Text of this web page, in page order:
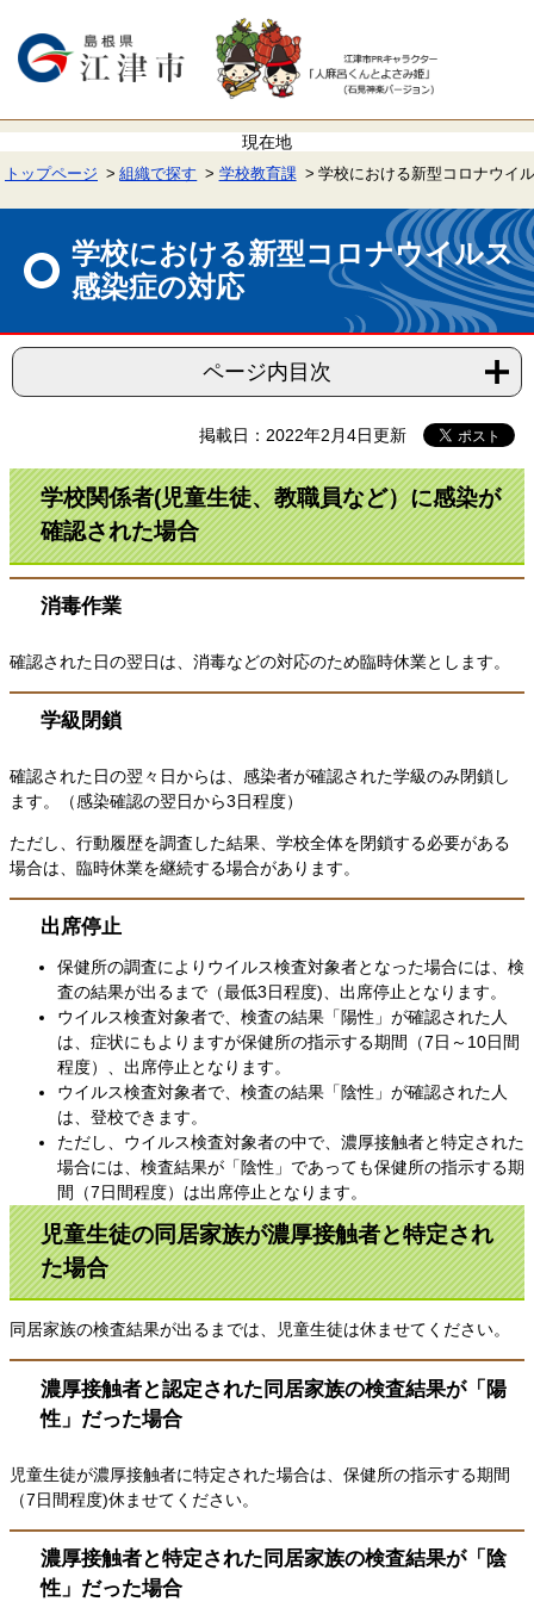
で
ば
本トップページ 組織で探す 学校教育課 学校における新型コロナウイ
学校における新型コロナウイルス
感染症の対応
ページ内目次
掲載日：2022年2月4日更新
学校関係者(児童生徒、教職員など）に感染が
確認された場合
消毒作業
確認された日の翌日は、消毒などの対応のため臨時休業とします。
学級閉鎖
確認された日の翌々日からは、感染者が確認された学級のみ閉鎖し
ます。（感染確認の翌日から3日程度）
ただし、行動履歴を調査した結果、学校全体を閉鎖する必要がある
場合は、臨時休業を継続する場合があります。
出席停止
保健所の調査によりウイルス検査対象者となった場合には、検
査の結果が出る まで（最低3日程度)、出席停止となります。
ウイルス検査対象者で、検査の結果「陽性」が確認された人
は、症状にもより ますが保健所の指示する期間（7日～10日間
程度）、出席停止となります。
ウイルス検査対象者で、検査の結果「陰性」が確認された人
は、登校できます。
ただし、ウイルス検査対象者の中で、濃厚接触者と特定された
場合には、検査結果が「陰性」であっても保健所の指示する期
間（7日間程度）は出席停止と なります。
児童生徒の同居家族が濃厚接触者と特定され
た場合
同居家族の検査結果が出るまでは、児童生徒は休ませてください。
濃厚接触者と認定された同居家族の検査結果が「陽
性」だった場合
児童生徒が濃厚接触者に特定された場合は、保健所の指示する期間
（7日間程度)休ませてください。
濃厚接触者と特定された同居家族の検査結果が「陰
性」だった場合